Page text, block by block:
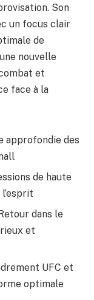
Son
un focus clair
de
nouvelle
et
face à la
approfondie des
de haute
dans le
et
UFC et
optimale